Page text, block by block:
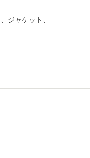
ジャケット、